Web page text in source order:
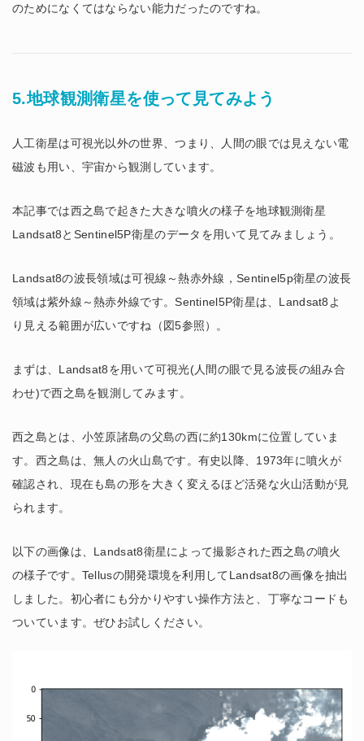
のためになくてはならない能力だったのですね。
5.地球観測衛星を使って見てみよう
人工衛星は可視光以外の世界、つまり、人間の眼では見えない電
磁波も用い、宇宙から観測しています。
本記事では西之島で起きた大きな噴火の様子を地球観測衛星
Landsat8とSentinel5P衛星のデータを用いて見てみましょう。
Landsat8の波長領域は可視線～熱赤外線，Sentinel5p衛星の波長
領域は紫外線～熱赤外線です。Sentinel5P衛星は、Landsat8よ
り見える範囲が広いですね（図5参照）。
まずは、Landsat8を用いて可視光(人間の眼で見る波長の組み合
わせ)で西之島を観測してみます。
西之島とは、小笠原諸島の父島の西に約130kmに位置していま
す。西之島は、無人の火山島です。有史以降、1973年に噴火が
確認され、現在も島の形を大きく変えるほど活発な火山活動が見
られます。
以下の画像は、Landsat8衛星によって撮影された西之島の噴火
の様子です。Tellusの開発環境を利用してLandsat8の画像を抽出
しました。初心者にも分かりやすい操作方法と、丁寧なコードも
ついています。ぜひお試しください。